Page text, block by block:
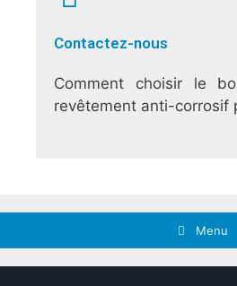
Contactez-nous
Comment choisir le
revêtement anti-corrosif
Menu